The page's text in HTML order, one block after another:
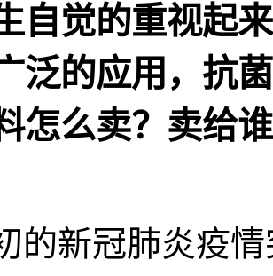
自觉的重视起
泛的应用，抗
怎么卖？卖给
的新冠肺炎疫